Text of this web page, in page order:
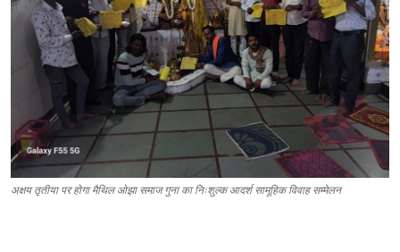
अक्षय तृतीया पर होगा मैथिल ओझा समाज गुना का निःशुल्क आदर्श सामूहिक विवाह सम्मेलन